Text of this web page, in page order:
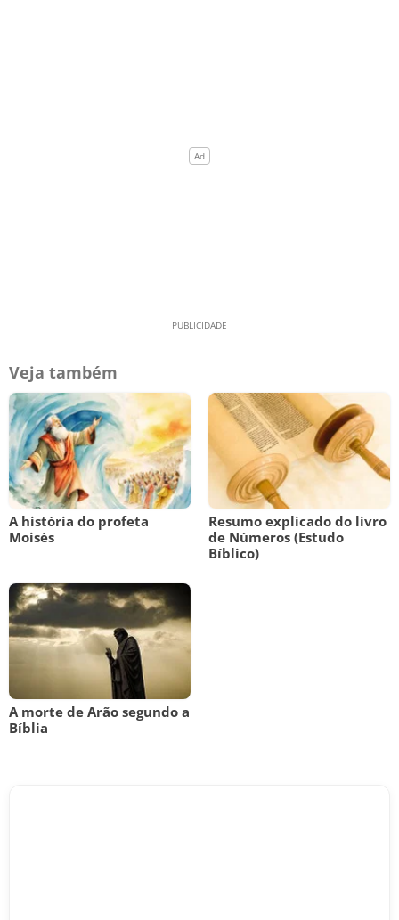
Veja também
A história do profeta
Moisés
Resumo explicado do livro
de Números (Estudo
Bíblico)
A morte de Arão segundo a
Bíblia